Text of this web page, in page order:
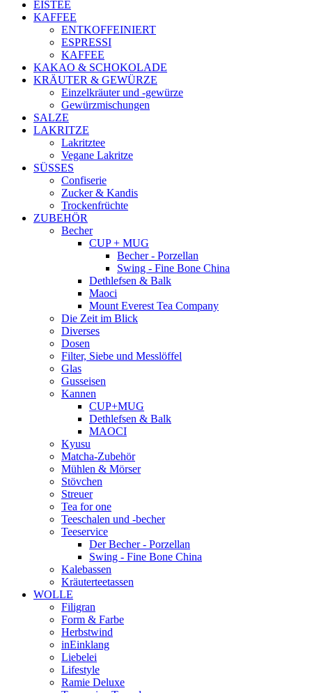
EISTEE
KAFFEE
ENTKOFFEINIERT
ESPRESSI
KAFFEE
KAKAO & SCHOKOLADE
KRÄUTER & GEWÜRZE
Einzelkräuter und -gewürze
Gewürzmischungen
SALZE
LAKRITZE
Lakritztee
Vegane Lakritze
SÜSSES
Confiserie
Zucker & Kandis
Trockenfrüchte
ZUBEHÖR
Becher
CUP + MUG
Becher - Porzellan
Swing - Fine Bone China
Dethlefsen & Balk
Maoci
Mount Everest Tea Company
Die Zeit im Blick
Diverses
Dosen
Filter, Siebe und Messlöffel
Glas
Gusseisen
Kannen
CUP+MUG
Dethlefsen & Balk
MAOCI
Kyusu
Matcha-Zubehör
Mühlen & Mörser
Stövchen
Streuer
Tea for one
Teeschalen und -becher
Teeservice
Der Becher - Porzellan
Swing - Fine Bone China
Kalebassen
Kräuterteetassen
WOLLE
Filigran
Form & Farbe
Herbstwind
inEinklang
Liebelei
Lifestyle
Ramie Deluxe